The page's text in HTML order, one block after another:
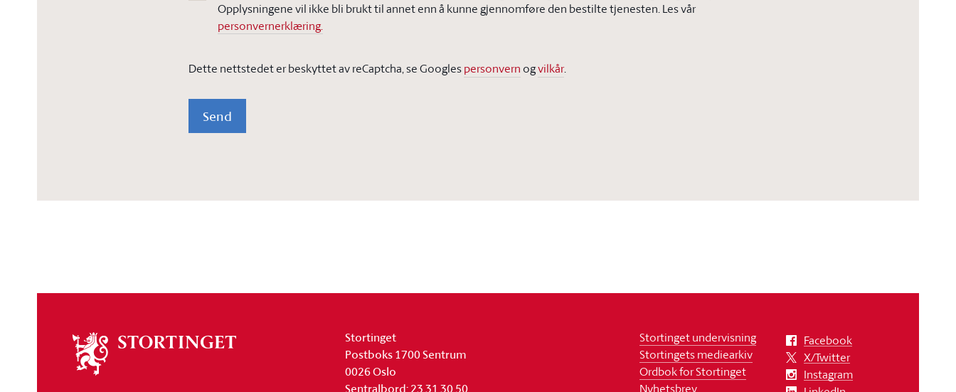
Opplysningene vil ikke bli brukt til annet enn å kunne gjennomføre den bestilte tjenesten. Les vår
personvernerklæring.
Dette nettstedet er beskyttet av reCaptcha, se Googlespersonvern ogvilkår.
Send
stortinget
Stortinget
Postboks 1700 Sentrum
0026 Oslo
Sentralbord: 23 31 30 50
Stortinget undervisning
Stortingets mediearkiv
Ordbok for Stortinget
Nyhetsbrev
Facebook
X/Twitter
Instagram